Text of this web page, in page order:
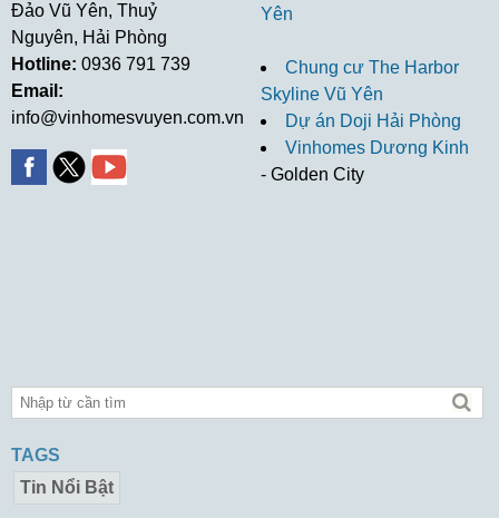
Đảo Vũ Yên, Thuỷ
Nguyên, Hải Phòng
Hotline: 0936 791 739
Email:
info@vinhomesvuyen.com.vn
Yên
Chung cư The Harbor
Skyline Vũ Yên
Dự án Doji Hải Phòng
Vinhomes Dương Kinh
- Golden City
TAGS
Tin Nổi Bật